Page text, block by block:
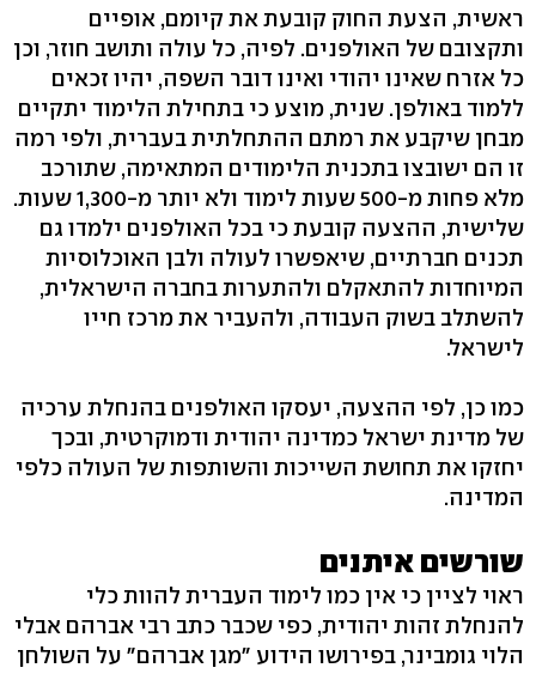
ראשית, הצעת החוק קובעת את קיומם, אופיים
ותקצובם של האולפנים. לפיה, כל עולה ותושב חוזר, וכן
כל אזרח שאינו יהודי ואינו דובר השפה, יהיו זכאים
ללמוד באולפן. שנית, מוצע כי בתחילת הלימוד יתקיים
מבחן שיקבע את רמתם ההתחלתית בעברית, ולפי רמה
זו הם ישובצו בתכנית הלימודים המתאימה, שתורכב
מלא פחות מ-500 שעות לימוד ולא יותר מ-1,300 שעות.
שלישית, ההצעה קובעת כי בכל האולפנים ילמדו גם
תכנים חברתיים, שיאפשרו לעולה ולבן האוכלוסיות
המיוחדות להתאקלם ולהתערות בחברה הישראלית,
להשתלב בשוק העבודה, ולהעביר את מרכז חייו
לישראל.
כמו כן, לפי ההצעה, יעסקו האולפנים בהנחלת ערכיה
של מדינת ישראל כמדינה יהודית ודמוקרטית, ובכך
יחזקו את תחושת השייכות והשותפות של העולה כלפי
המדינה.
שורשים איתנים
ראוי לציין כי אין כמו לימוד העברית להוות כלי
להנחלת זהות יהודית, כפי שכבר כתב רבי אברהם אבלי
הלוי גומבינר, בפירושו הידוע "מגן אברהם" על השולחן